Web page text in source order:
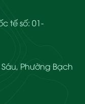
tế số: 01-
Phường Bạch